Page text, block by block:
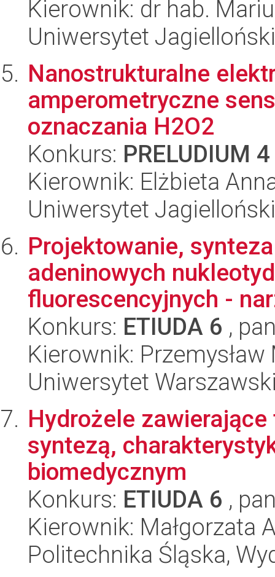
Kierownik: dr hab.
Uniwersytet
Nanostrukturalne
amperometryczne
oznaczania H2O2
Konkurs: PRELUDIUM 4
Kierownik: Elżbieta
Uniwersytet
Projektowanie,
adeninowych
fluorescencyjnych -
Konkurs: ETIUDA 6 ,
Kierownik:
Uniwersytet
Hydrożele
syntezą,
biomedycznym
Konkurs: ETIUDA 6 ,
Kierownik: Małgorzata
Politechnika Śląska,